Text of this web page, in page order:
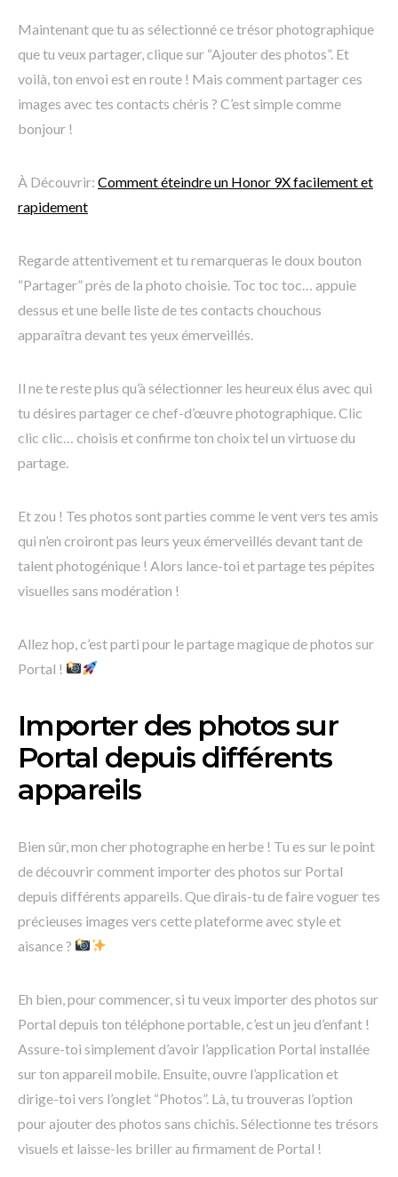
Maintenant que tu as sélectionné ce trésor photographique
que tu veux partager, clique sur “Ajouter des photos”. Et
voilà, ton envoi est en route ! Mais comment partager ces
images avec tes contacts chéris ? C’est simple comme
bonjour !
À Découvrir: Comment éteindre un Honor 9X facilement et
rapidement
Regarde attentivement et tu remarqueras le doux bouton
“Partager” près de la photo choisie. Toc toc toc… appuie
dessus et une belle liste de tes contacts chouchous
apparaîtra devant tes yeux émerveillés.
Il ne te reste plus qu’à sélectionner les heureux élus avec qui
tu désires partager ce chef-d’œuvre photographique. Clic
clic clic… choisis et confirme ton choix tel un virtuose du
partage.
Et zou ! Tes photos sont parties comme le vent vers tes amis
qui n’en croiront pas leurs yeux émerveillés devant tant de
talent photogénique ! Alors lance-toi et partage tes pépites
visuelles sans modération !
Allez hop, c’est parti pour le partage magique de photos sur
Portal !
Importer des photos sur
Portal depuis différents
appareils
Bien sûr, mon cher photographe en herbe ! Tu es sur le point
de découvrir comment importer des photos sur Portal
depuis différents appareils. Que dirais-tu de faire voguer tes
précieuses images vers cette plateforme avec style et
aisance ?
Eh bien, pour commencer, si tu veux importer des photos sur
Portal depuis ton téléphone portable, c’est un jeu d’enfant !
Assure-toi simplement d’avoir l’application Portal installée
sur ton appareil mobile. Ensuite, ouvre l’application et
dirige-toi vers l’onglet “Photos”. Là, tu trouveras l’option
pour ajouter des photos sans chichis. Sélectionne tes trésors
visuels et laisse-les briller au firmament de Portal !